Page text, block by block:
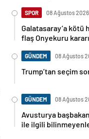
SPOR 08 Ağustos 2026
Galatasaray’a kötü
flaş Onyekuru
GÜNDEM 08 Ağustos
Trump’tan seçim
GÜNDEM 08 Ağustos
Avusturya
ile ilgili